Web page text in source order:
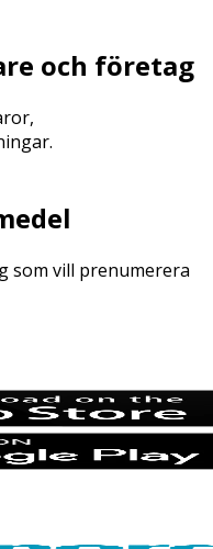
och företag
som vill prenumerera